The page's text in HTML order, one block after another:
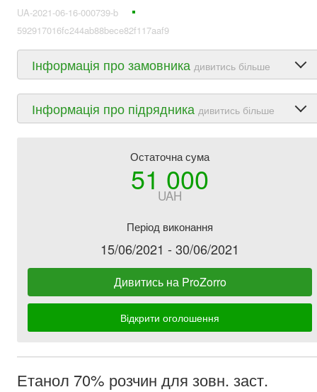
UA-2021-06-16-000739-b
592917016fc244ab88bece82f117aaf9
Інформація про замовника дивитись більше
Інформація про підрядника дивитись більше
Остаточна сума
51 000
UAH
Період виконання
15/06/2021 - 30/06/2021
Дивитись на ProZorro
Відкрити оголошення
Етанол 70% розчин для зовн. заст.